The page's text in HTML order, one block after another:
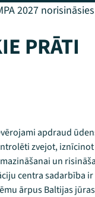
2027 norisināsies
PRĀTI
apdraud
zvejot, iznīcinot
un
centra sadarbība
ārpus Baltijas